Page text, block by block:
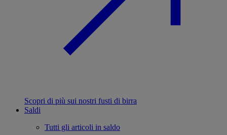
Scopri di più sui nostri fusti di birra
Saldi
Tutti gli articoli in saldo